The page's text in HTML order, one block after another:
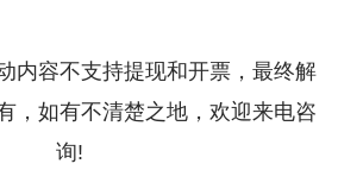
内容不支持提现和开票，最终解
，如有不清楚之地，欢迎来电咨
询!